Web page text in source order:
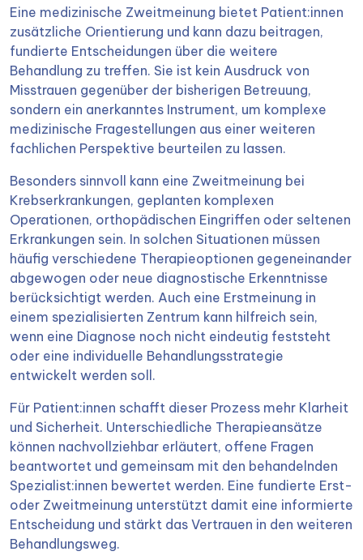
Eine medizinische Zweitmeinung bietet Patient:innen
zusätzliche Orientierung und kann dazu beitragen,
fundierte Entscheidungen über die weitere
Behandlung zu treffen. Sie ist kein Ausdruck von
Misstrauen gegenüber der bisherigen Betreuung,
sondern ein anerkanntes Instrument, um komplexe
medizinische Fragestellungen aus einer weiteren
fachlichen Perspektive beurteilen zu lassen.
Besonders sinnvoll kann eine Zweitmeinung bei
Krebserkrankungen, geplanten komplexen
Operationen, orthopädischen Eingriffen oder seltenen
Erkrankungen sein. In solchen Situationen müssen
häufig verschiedene Therapieoptionen gegeneinander
abgewogen oder neue diagnostische Erkenntnisse
berücksichtigt werden. Auch eine Erstmeinung in
einem spezialisierten Zentrum kann hilfreich sein,
wenn eine Diagnose noch nicht eindeutig feststeht
oder eine individuelle Behandlungsstrategie
entwickelt werden soll.
Für Patient:innen schafft dieser Prozess mehr Klarheit
und Sicherheit. Unterschiedliche Therapieansätze
können nachvollziehbar erläutert, offene Fragen
beantwortet und gemeinsam mit den behandelnden
Spezialist:innen bewertet werden. Eine fundierte Erst-
oder Zweitmeinung unterstützt damit eine informierte
Entscheidung und stärkt das Vertrauen in den weiteren
Behandlungsweg.